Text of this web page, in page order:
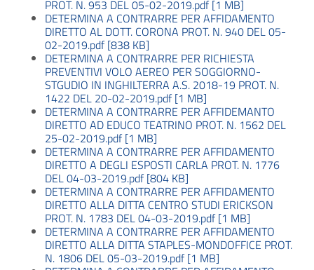
PROT. N. 953 DEL 05-02-2019.pdf [1 MB]
DETERMINA A CONTRARRE PER AFFIDAMENTO
DIRETTO AL DOTT. CORONA PROT. N. 940 DEL 05-
02-2019.pdf [838 KB]
DETERMINA A CONTRARRE PER RICHIESTA
PREVENTIVI VOLO AEREO PER SOGGIORNO-
STGUDIO IN INGHILTERRA A.S. 2018-19 PROT. N.
1422 DEL 20-02-2019.pdf [1 MB]
DETERMINA A CONTRARRE PER AFFIDEMANTO
DIRETTO AD EDUCO TEATRINO PROT. N. 1562 DEL
25-02-2019.pdf [1 MB]
DETERMINA A CONTRARRE PER AFFIDAMENTO
DIRETTO A DEGLI ESPOSTI CARLA PROT. N. 1776
DEL 04-03-2019.pdf [804 KB]
DETERMINA A CONTRARRE PER AFFIDAMENTO
DIRETTO ALLA DITTA CENTRO STUDI ERICKSON
PROT. N. 1783 DEL 04-03-2019.pdf [1 MB]
DETERMINA A CONTRARRE PER AFFIDAMENTO
DIRETTO ALLA DITTA STAPLES-MONDOFFICE PROT.
N. 1806 DEL 05-03-2019.pdf [1 MB]